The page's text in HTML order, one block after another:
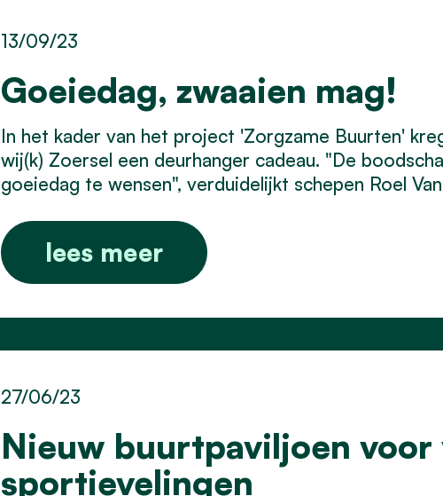
Goeiedag, zwaaien mag!
13/09/23
In het kader van het project 'Zorgzame Buurten'
wij(k) Zoersel een deurhanger cadeau. "De
goeiedag te wensen", verduidelijkt schepen Roel
lees meer
Nieuw buurtpaviljoen voor
sportievelingen
27/06/23